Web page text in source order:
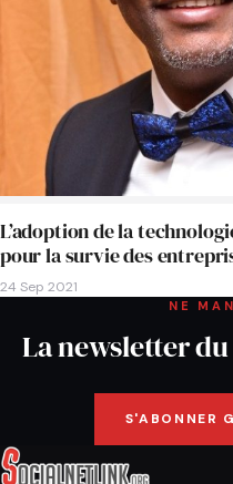
L’adoption de la
pour la survie des
24 Sep 2021
NE
La newsletter
S'ABONNER